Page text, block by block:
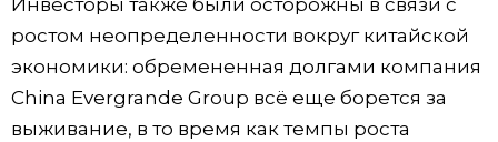
Инвесторы также были осторожны в связи с
ростом неопределенности вокруг китайской
экономики: обремененная долгами компания
China Evergrande Group всё еще борется за
выживание, в то время как темпы роста